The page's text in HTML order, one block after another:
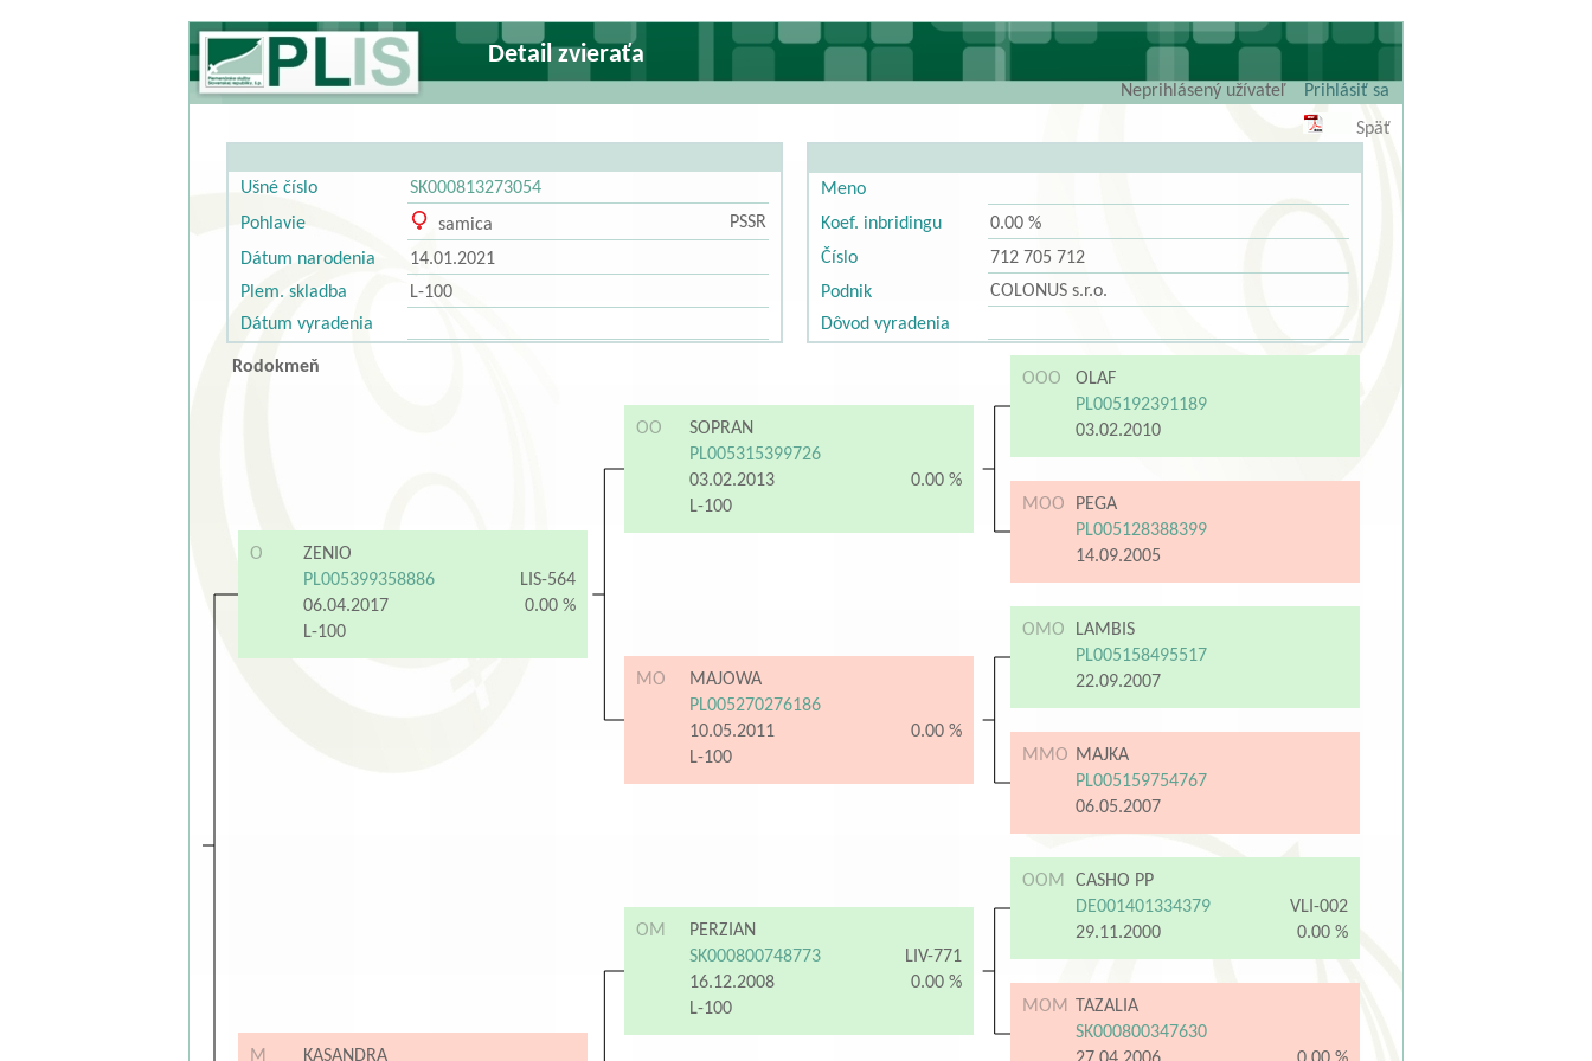
Detail zvieraťa
Neprihlásený užívateľ
Prihlásiť sa
Späť
Ušné číslo
SK000813273054
Pohlavie
samica
PSSR
Dátum narodenia
14.01.2021
Plem. skladba
L-100
Dátum vyradenia
Meno
Koef. inbridingu
0.00 %
Číslo
712 705 712
Podnik
COLONUS s.r.o.
Dôvod vyradenia
Rodokmeň
O
ZENIO
PL005399358886
LIS-564
06.04.2017
0.00 %
L-100
OO
SOPRAN
PL005315399726
03.02.2013
0.00 %
L-100
OOO
OLAF
PL005192391189
03.02.2010
MOO
PEGA
PL005128388399
14.09.2005
MO
MAJOWA
PL005270276186
10.05.2011
0.00 %
L-100
OMO
LAMBIS
PL005158495517
22.09.2007
MMO MAJKA
PL005159754767
06.05.2007
M KASANDRA
OM
PERZIAN
SK000800748773
LIV-771
16.12.2008
0.00 %
L-100
OOM
CASHO PP
DE001401334379
VLI-002
29.11.2000
0.00 %
MOM
TAZALIA
SK000800347630